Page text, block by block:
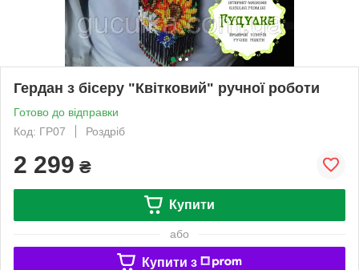
Гердан з бісеру "Квітковий" ручної роботи
Готово до відправки
Код: ГР07
Роздріб
2 299 ₴
Купити
або
Купити з